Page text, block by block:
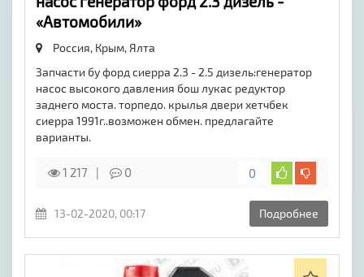
«Автомобили»
Россия, Крым, Ялта
Запчасти бу форд сиерра 2.3 - 2.5 дизель:генератор
насос высокого давления бош лукас редуктор
заднего моста. торпедо. крылья двери хетчбек
сиерра 1991г..возможен обмен. предлагайте
варианты.
1 217 0 0
13-02-2020, 00:17 Подробнее